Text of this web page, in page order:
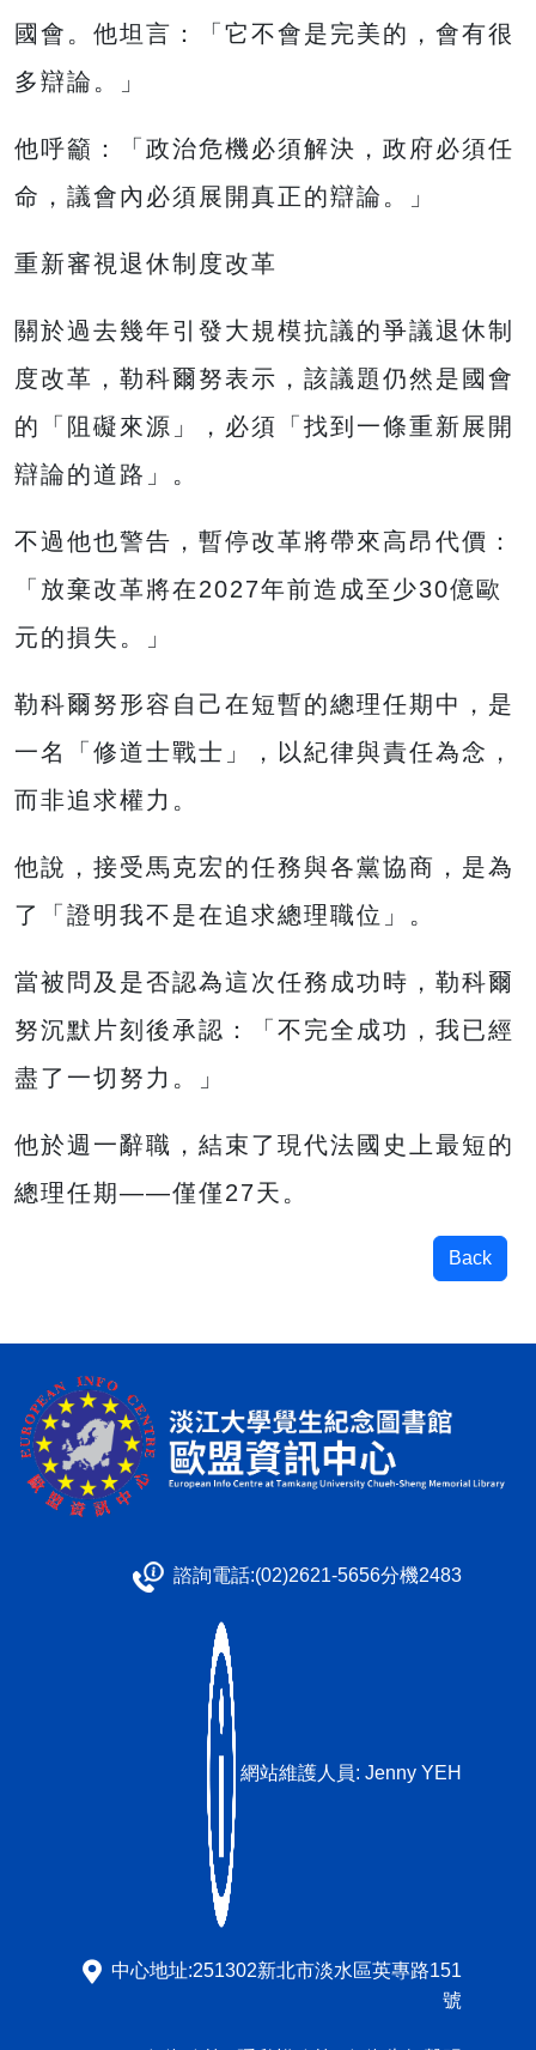
國會。他坦言：「它不會是完美的，會有很
多辯論。」
他呼籲：「政治危機必須解決，政府必須任
命，議會內必須展開真正的辯論。」
重新審視退休制度改革
關於過去幾年引發大規模抗議的爭議退休制
度改革，勒科爾努表示，該議題仍然是國會
的「阻礙來源」，必須「找到一條重新展開
辯論的道路」。
不過他也警告，暫停改革將帶來高昂代價：
「放棄改革將在2027年前造成至少30億歐
元的損失。」
勒科爾努形容自己在短暫的總理任期中，是
一名「修道士戰士」，以紀律與責任為念，
而非追求權力。
他說，接受馬克宏的任務與各黨協商，是為
了「證明我不是在追求總理職位」。
當被問及是否認為這次任務成功時，勒科爾
努沉默片刻後承認：「不完全成功，我已經
盡了一切努力。」
他於週一辭職，結束了現代法國史上最短的
總理任期——僅僅27天。
Back
諮詢電話:(02)2621-5656分機2483
網站維護人員: Jenny YEH
中心地址:251302新北市淡水區英專路151
號